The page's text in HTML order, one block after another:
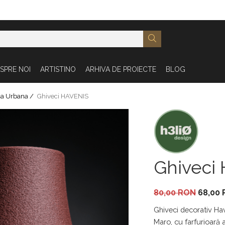
NOI ARTISTINO ARHIVA DE PROIECTE BLOG
Urbana / Ghiveci HAVENIS
Ghiveci
80,00 RON 68,00
Ghiveci decorativ
Maro, cu farfurioară